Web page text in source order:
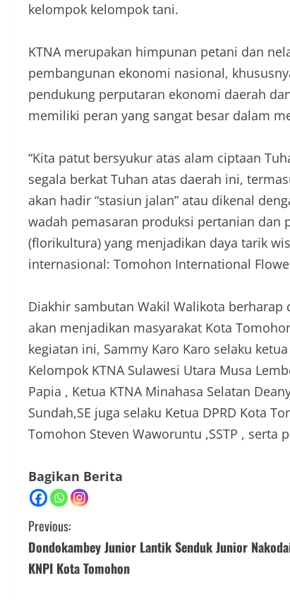
kelompok kelompok tani.
KTNA merupakan himpunan petani dan
pembangunan ekonomi nasional,
pendukung perputaran ekonomi daerah
memiliki peran yang sangat besar dalam
“Kita patut bersyukur atas alam ciptaan
segala berkat Tuhan atas daerah ini,
akan hadir “stasiun jalan” atau dikenal
wadah pemasaran produksi pertanian dan
(florikultura) yang menjadikan daya tarik
internasional: Tomohon International
Diakhir sambutan Wakil Walikota berharap
akan menjadikan masyarakat Kota
kegiatan ini, Sammy Karo Karo selaku
Kelompok KTNA Sulawesi Utara Musa
Papia , Ketua KTNA Minahasa Selatan
Sundah,SE juga selaku Ketua DPRD Kota
Tomohon Steven Waworuntu ,SSTP , serta
Bagikan Berita
C
o
Previous:
Dondokambey Junior Lantik Senduk Junior
KNPI Kota Tomohon